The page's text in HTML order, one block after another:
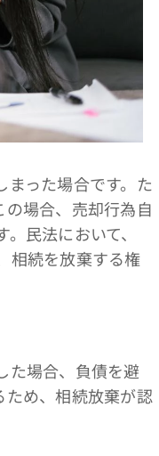
った場合です。た
場合、売却行為自
民法において、
相続を放棄する権
た場合、負債を避
ため、相続放棄が認